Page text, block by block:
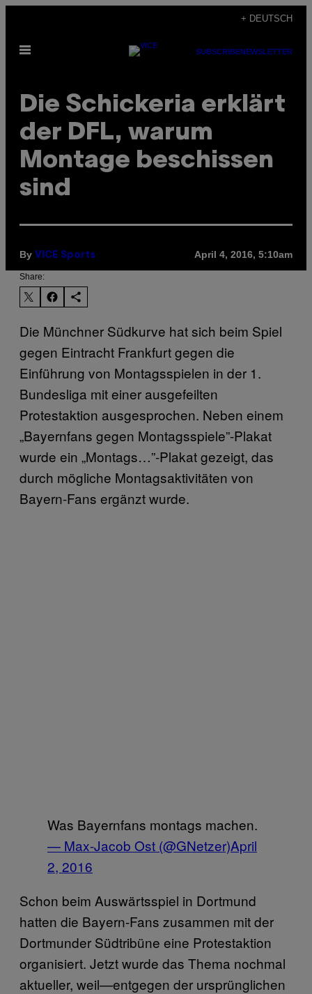
content
+ DEUTSCH
Open
SUBSCRIBENEWSLETTER
Die Schickeria erklärt
der DFL, warum
Montage beschissen
sind
By VICE Sports April 4, 2016, 5:10am
Share:
Die Münchner Südkurve hat sich beim Spiel
gegen Eintracht Frankfurt gegen die
Einführung von Montagsspielen in der 1.
Bundesliga mit einer ausgefeilten
Protestaktion ausgesprochen. Neben einem
„Bayernfans gegen Montagsspiele”-Plakat
wurde ein „Montags…”-Plakat gezeigt, das
durch mögliche Montagsaktivitäten von
Bayern-Fans ergänzt wurde.
Was Bayernfans montags machen.
— Max-Jacob Ost (@GNetzer)April
2, 2016
Schon beim Auswärtsspiel in Dortmund
hatten die Bayern-Fans zusammen mit der
Dortmunder Südtribüne eine Protestaktion
organisiert. Jetzt wurde das Thema nochmal
aktueller, weil—entgegen der ursprünglichen